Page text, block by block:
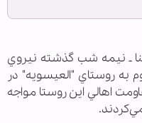
ـ نيمه شب گذشته نيروي
روستاي "العيسويه" در
اهالي اين روستا مواجه